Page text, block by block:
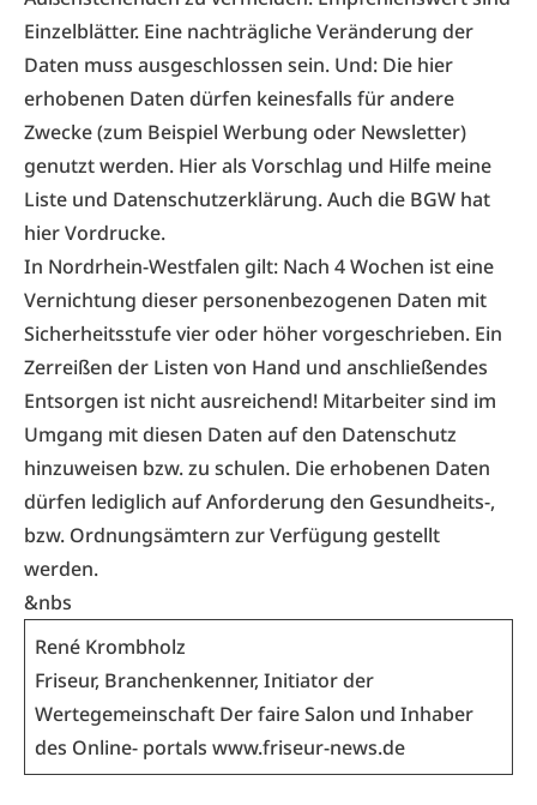
Einzelblätter. Eine nachträgliche Veränderung der
Daten muss ausgeschlossen sein. Und: Die hier
erhobenen Daten dürfen keinesfalls für andere
Zwecke (zum Beispiel Werbung oder Newsletter)
genutzt werden. Hier als Vorschlag und Hilfe meine
Liste und Datenschutzerklärung. Auch die BGW hat
hier Vordrucke.
In Nordrhein-Westfalen gilt: Nach 4 Wochen ist eine
Vernichtung dieser personenbezogenen Daten mit
Sicherheitsstufe vier oder höher vorgeschrieben. Ein
Zerreißen der Listen von Hand und anschließendes
Entsorgen ist nicht ausreichend! Mitarbeiter sind im
Umgang mit diesen Daten auf den Datenschutz
hinzuweisen bzw. zu schulen. Die erhobenen Daten
dürfen lediglich auf Anforderung den Gesundheits-,
bzw. Ordnungsämtern zur Verfügung gestellt
werden.
&nbs
René Krombholz
Friseur, Branchenkenner, Initiator der
Wertegemeinschaft Der faire Salon und Inhaber
des Online- portals www.friseur-news.de